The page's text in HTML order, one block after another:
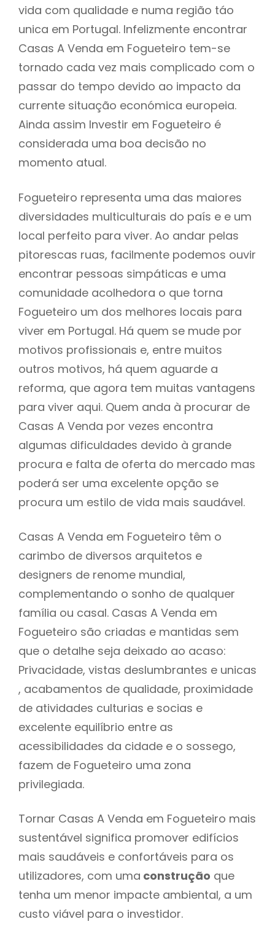
vida com qualidade e numa região táo
unica em Portugal. Infelizmente encontrar
Casas A Venda em Fogueteiro tem-se
tornado cada vez mais complicado com o
passar do tempo devido ao impacto da
currente situação económica europeia.
Ainda assim Investir em Fogueteiro é
considerada uma boa decisão no
momento atual.
Fogueteiro representa uma das maiores
diversidades multiculturais do país e e um
local perfeito para viver. Ao andar pelas
pitorescas ruas, facilmente podemos ouvir
encontrar pessoas simpáticas e uma
comunidade acolhedora o que torna
Fogueteiro um dos melhores locais para
viver em Portugal. Há quem se mude por
motivos profissionais e, entre muitos
outros motivos, há quem aguarde a
reforma, que agora tem muitas vantagens
para viver aqui. Quem anda à procurar de
Casas A Venda por vezes encontra
algumas dificuldades devido à grande
procura e falta de oferta do mercado mas
poderá ser uma excelente opção se
procura um estilo de vida mais saudável.
Casas A Venda em Fogueteiro têm o
carimbo de diversos arquitetos e
designers de renome mundial,
complementando o sonho de qualquer
família ou casal. Casas A Venda em
Fogueteiro são criadas e mantidas sem
que o detalhe seja deixado ao acaso:
Privacidade, vistas deslumbrantes e unicas
, acabamentos de qualidade, proximidade
de atividades culturias e socias e
excelente equilíbrio entre as
acessibilidades da cidade e o sossego,
fazem de Fogueteiro uma zona
privilegiada.
Tornar Casas A Venda em Fogueteiro mais
sustentável significa promover edifícios
mais saudáveis e confortáveis para os
utilizadores, com uma construção que
tenha um menor impacte ambiental, a um
custo viável para o investidor.